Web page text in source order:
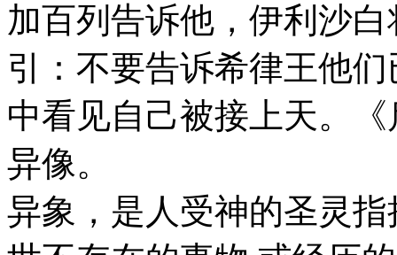
加百列告诉他，伊利沙
引：不要告诉希律王他
中看见自己被接上天。
异像。
异象，是人受神的圣灵